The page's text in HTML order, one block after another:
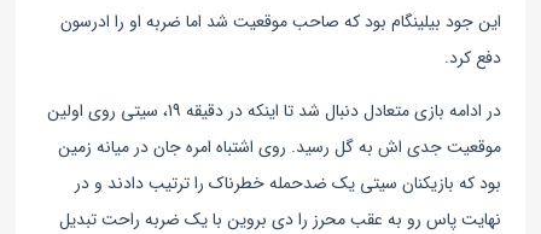
این جود بیلینگام بود که صاحب موقعیت شد اما ضربه او را ادرسون
دفع کرد.
در ادامه بازی متعادل دنبال شد تا اینکه در دقیقه 19، سیتی روی اولین
موقعیت جدی اش به گل رسید. روی اشتباه امره جان در میانه زمین
بود که بازیکنان سیتی یک ضدحمله خطرناک را ترتیب دادند و در
نهایت پاس رو به عقب محرز را دی بروین با یک ضربه راحت تبدیل